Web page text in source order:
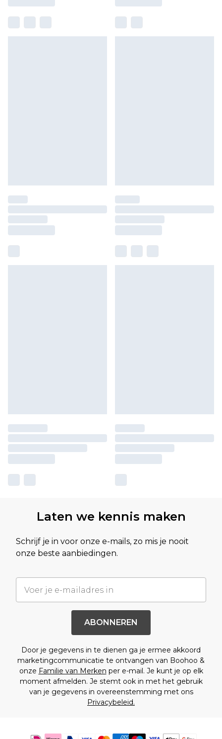
Laten we kennis maken
Schrijf je in voor onze e-mails, zo mis je nooit
onze beste aanbiedingen.
ABONNEREN
Door je gegevens in te dienen ga je ermee akkoord
marketingcommunicatie te ontvangen van Boohoo &
onze Familie van Merken per e-mail. Je kunt je op elk
moment afmelden. Je stemt ook in met het gebruik
van je gegevens in overeenstemming met ons
Privacybeleid.